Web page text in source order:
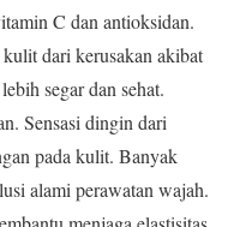
C dan antioksidan.
dari kerusakan akibat
segar dan sehat.
Sensasi dingin dari
pada kulit. Banyak
alami perawatan wajah.